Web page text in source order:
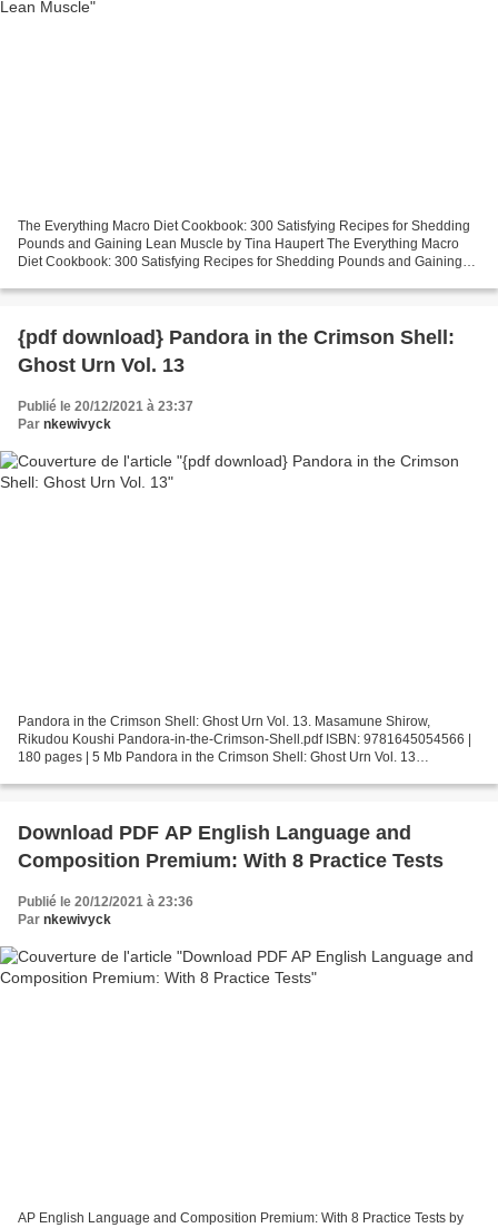
The Everything Macro Diet Cookbook: 300 Satisfying Recipes for Shedding
Pounds and Gaining Lean Muscle by Tina Haupert The Everything Macro
Diet Cookbook: 300 Satisfying Recipes for Shedding Pounds and Gaining
{pdf download} Pandora in the Crimson Shell:
Ghost Urn Vol. 13
Publié le 20/12/2021 à 23:37
Par nkewivyck
Pandora in the Crimson Shell: Ghost Urn Vol. 13. Masamune Shirow,
Rikudou Koushi Pandora-in-the-Crimson-Shell.pdf ISBN: 9781645054566 |
180 pages | 5 Mb Pandora in the Crimson Shell: Ghost Urn Vol. 13
Download PDF AP English Language and
Composition Premium: With 8 Practice Tests
Publié le 20/12/2021 à 23:36
Par nkewivyck
AP English Language and Composition Premium: With 8 Practice Tests by